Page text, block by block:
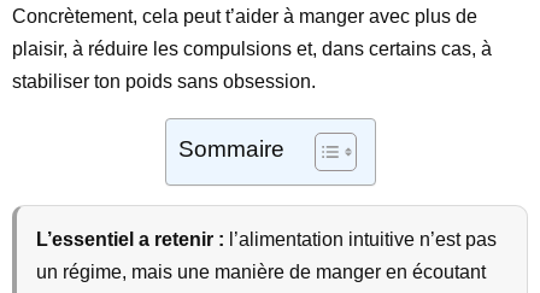
Concrètement, cela peut t’aider à manger avec plus de
plaisir, à réduire les compulsions et, dans certains cas, à
stabiliser ton poids sans obsession.
Sommaire
L’essentiel a retenir : l’alimentation intuitive n’est pas
un régime, mais une manière de manger en écoutant